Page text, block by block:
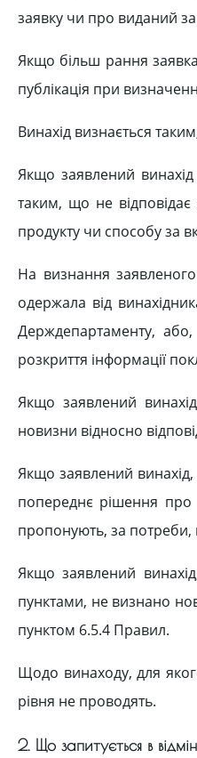
заявку чи про виданий за
Якщо більш рання заявка
публікація при
Винахід визнається
Якщо заявлений
таким, що не
продукту чи способу за
На визнання
одержала від
Держдепартаменту,
розкриття інформації
Якщо заявлений
новизни відносно
Якщо заявлений
попереднє рішення
пропонують, за потреби,
Якщо заявлений
пунктами, не визнано
пунктом 6.5.4 Правил.
Щодо винаходу, для
рівня не проводять.
2. Що запитується в